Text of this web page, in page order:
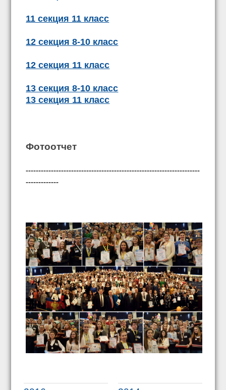
11 секция 11 класс
12 секция 8-10 класс
12 секция 11 класс
13 секция 8-10 класс
13 секция 11 класс
Фотоотчет
---------------------------------------------------------------------
-------------